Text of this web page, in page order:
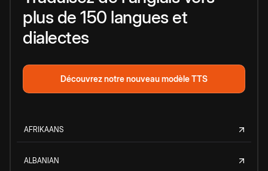
plus de 150 langues et
dialectes
Découvrez notre nouveau modèle TTS
AFRIKAANS
ALBANIAN